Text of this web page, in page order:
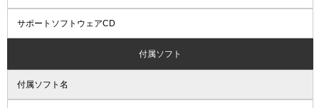
サポートソフトウェアCD
付属ソフト
付属ソフト名